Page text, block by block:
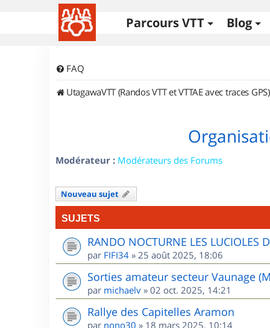
Parcours VTT Blog
FAQ
UtagawaVTT (Randos VTT et VTTAE avec traces GPS)
Modérateur : Modérateurs des Forums
Nouveau sujet
SUJETS
RANDO NOCTURNE LES LUCIOLES
par FIFI34 » 25 août 2025, 18:06
Sorties amateur secteur Vaunage
par michaelv » 02 oct. 2025, 14:21
Rallye des Capitelles Aramon
par nono30 » 18 mars 2025, 10:14